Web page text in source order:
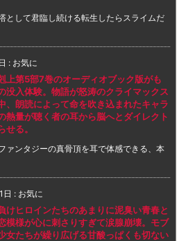
として君臨し続ける転生したらスライムだ
: お気に
上第5部7巻のオーディオブック版がも
没入体験。物語が怒涛のクライマックス
、朗読によって命を吹き込まれたキャラ
熱量が聴く者の耳から脳へとダイレクト
せる。
ァンタジーの真骨頂を耳で体感できる、本
日 : お気に
けヒロインたちのあまりに泥臭い青春と
模様が心に刺さりすぎて涙腺崩壊。モブ
女たちが繰り広げる甘酸っぱくも切ない